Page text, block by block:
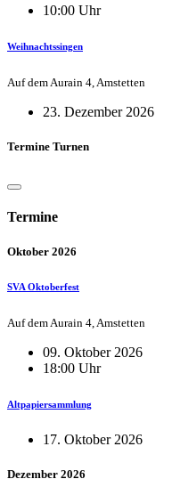
10:00 Uhr
Weihnachtssingen
Auf dem Aurain 4, Amstetten
23. Dezember 2026
Termine Turnen
Termine
Oktober 2026
SVA Oktoberfest
Auf dem Aurain 4, Amstetten
09. Oktober 2026
18:00 Uhr
Altpapiersammlung
17. Oktober 2026
Dezember 2026